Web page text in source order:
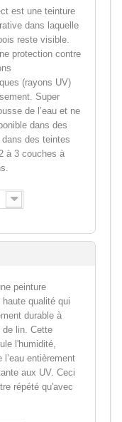
est une teinture
dans laquelle
reste visible.
protection contre
(rayons UV)
Super
de l’eau et ne
dans des
des teintes
à 3 couches à
peinture
qualité qui
durable à
de lin. Cette
l'humidité,
l’eau entièrement
aux UV. Ceci
répété qu'avec